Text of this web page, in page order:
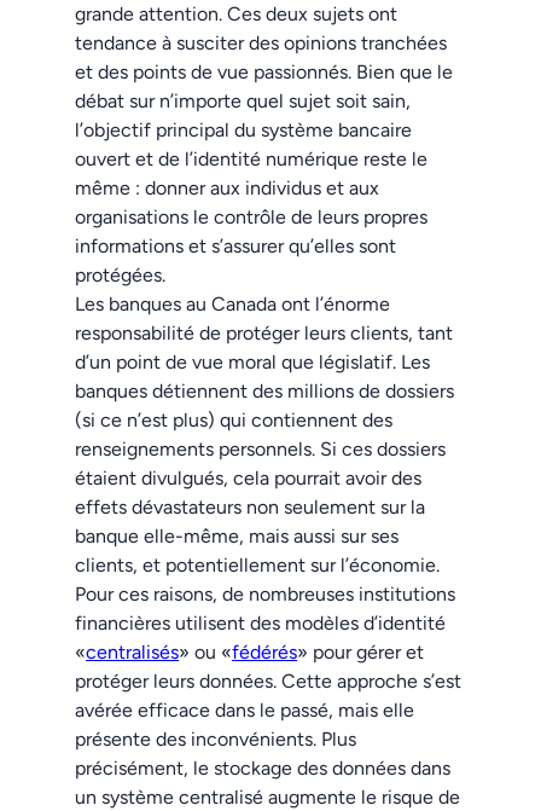
grande attention. Ces deux sujets ont
tendance à susciter des opinions tranchées
et des points de vue passionnés. Bien que le
débat sur n’importe quel sujet soit sain,
l’objectif principal du système bancaire
ouvert et de l’identité numérique reste le
même : donner aux individus et aux
organisations le contrôle de leurs propres
informations et s’assurer qu’elles sont
protégées.
Les banques au Canada ont l’énorme
responsabilité de protéger leurs clients, tant
d’un point de vue moral que législatif. Les
banques détiennent des millions de dossiers
(si ce n’est plus) qui contiennent des
renseignements personnels. Si ces dossiers
étaient divulgués, cela pourrait avoir des
effets dévastateurs non seulement sur la
banque elle-même, mais aussi sur ses
clients, et potentiellement sur l’économie.
Pour ces raisons, de nombreuses institutions
financières utilisent des modèles d’identité
«centralisés» ou «fédérés» pour gérer et
protéger leurs données. Cette approche s’est
avérée efficace dans le passé, mais elle
présente des inconvénients. Plus
précisément, le stockage des données dans
un système centralisé augmente le risque de